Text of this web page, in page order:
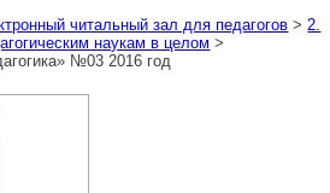
читальный зал для педагогов > 2.
наукам в целом >
№03 2016 год